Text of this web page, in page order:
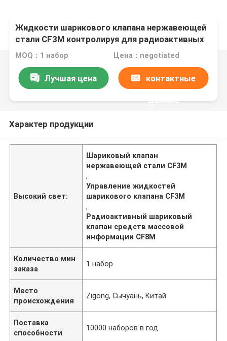
Жидкости шарикового клапана нержавеющей
стали CF3M контролируя для радиоактивных
средств массовой информации
MOQ：1 набор Цена：negotiated
Лучшая цена контактные
данные
Характер продукции
Высокий свет:
Шариковый клапан
нержавеющей стали CF3M
,
Управление жидкостей
шарикового клапана CF3M
,
Радиоактивный шариковый
клапан средств массовой
информации CF8M
Количество мин
заказа
1 набор
Место
происхождения
Zigong, Сычуань, Китай
Поставка
способности
10000 наборов в год